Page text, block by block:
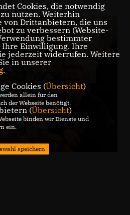
Cookies, die notwendig
nutzen. Weiterhin
von Drittanbietern, die uns
zu verbessern (Website-
bestimmter
Einwilligung. Ihre
jederzeit widerrufen. Weitere
in unserer
.
Cookies (Übersicht)
allein für den
der Webseite benötigt.
(Übersicht)
binden wir Dienste und
ein.
speichern